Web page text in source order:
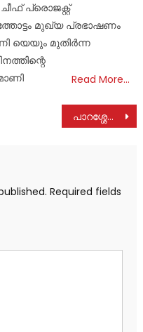
പ്രൊജക്റ്റ്‌
മുഖ്യ പ്രഭാഷണം
യെയും മുതിർന്ന
Read More…
പാറശ്ശേരിൽ അമ്മിണി ദാനിയേൽ നിര്യാതയായി
Required fields